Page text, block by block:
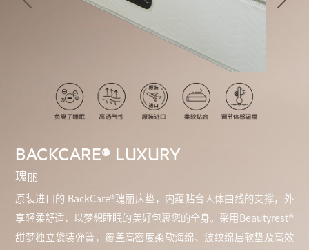
BACKCARE® LUXURY
瑰丽
原装进口的 BackCare®瑰丽床垫，内蕴贴合人体曲线的支撑，外
享轻柔舒适，以梦想睡眠的美好包裹您的全身。采用Beautyrest®
甜梦独立袋装弹簧，覆盖高密度柔软海绵、波纹绵层软垫及高效